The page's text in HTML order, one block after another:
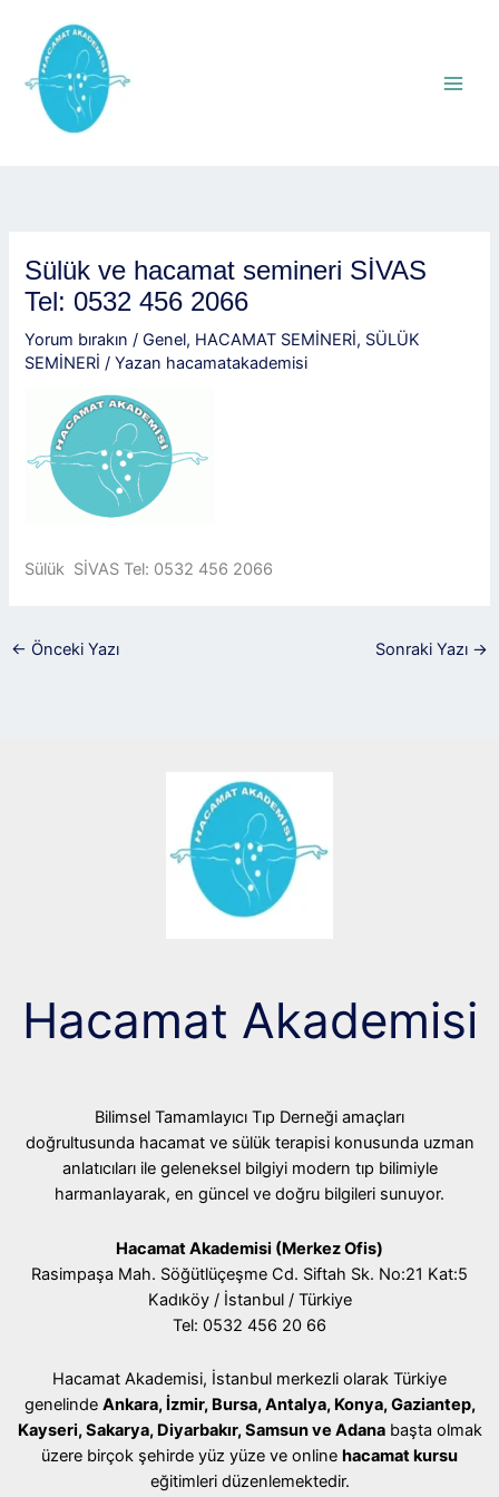
Sülük ve hacamat semineri SİVAS
Tel: 0532 456 2066
Yorum bırakın /Genel, HACAMAT SEMİNERİ, SÜLÜK
SEMİNERİ / Yazan hacamatakademisi
Sülük SİVAS Tel: 0532 456 2066
← Önceki Yazı Sonraki Yazı →
Hacamat Akademisi
Bilimsel Tamamlayıcı Tıp Derneği amaçları
doğrultusunda hacamat ve sülük terapisi konusunda uzman
anlatıcıları ile geleneksel bilgiyi modern tıp bilimiyle
harmanlayarak, en güncel ve doğru bilgileri sunuyor.
Hacamat Akademisi (Merkez Ofis)
Rasimpaşa Mah. Söğütlüçeşme Cd. Siftah Sk. No:21 Kat:5
Kadıköy / İstanbul / Türkiye
Tel: 0532 456 20 66
Hacamat Akademisi, İstanbul merkezli olarak Türkiye
genelinde Ankara, İzmir, Bursa, Antalya, Konya, Gaziantep,
Kayseri, Sakarya, Diyarbakır, Samsun ve Adanabaşta olmak
üzere birçok şehirde yüz yüze ve online hacamat kursu
eğitimleri düzenlemektedir.